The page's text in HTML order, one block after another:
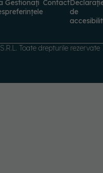
preferințele
de
Toate drepturile rezervate